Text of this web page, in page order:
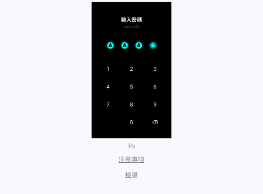
Pu
注意事項
檢舉